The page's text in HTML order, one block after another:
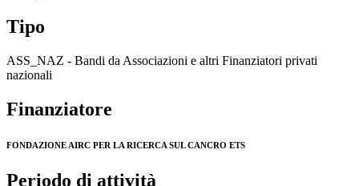
Tipo
ASS_NAZ - Bandi da Associazioni e altri Finanziatori privati
nazionali
Finanziatore
FONDAZIONE AIRC PER LA RICERCA SUL CANCRO ETS
Periodo di attività